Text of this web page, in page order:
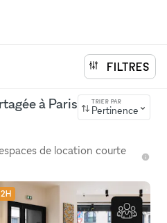
FILTRES
à Paris
TRIER PAR
Pertinence
de location courte